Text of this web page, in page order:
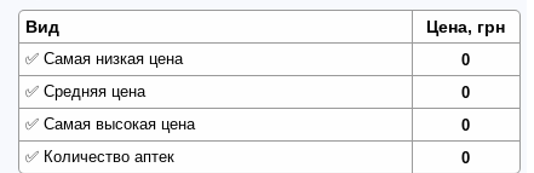
Вид Цена, грн
✅ Самая низкая цена
0
✅ Средняя цена
0
✅ Самая высокая цена
0
✅ Количество аптек 0